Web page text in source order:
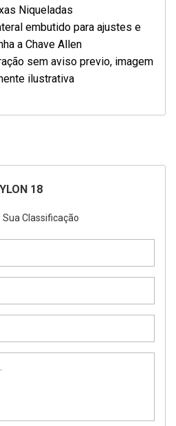
Niqueladas
embutido para ajustes e
a Chave Allen
sem aviso previo, imagem
ilustrativa
18
Sua Classificação